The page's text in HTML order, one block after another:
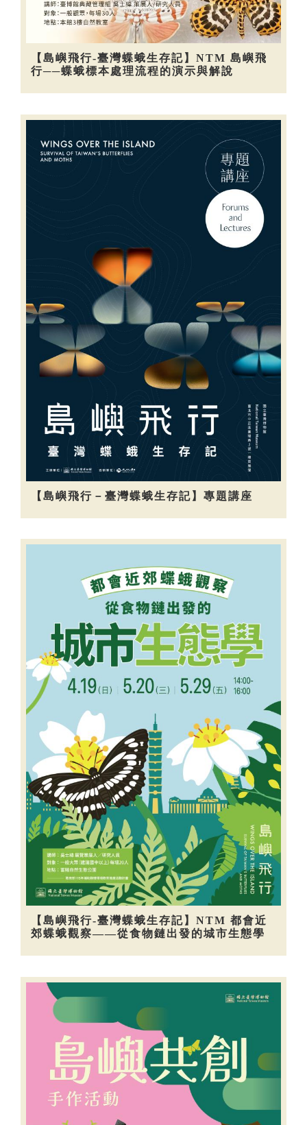
【島嶼飛行-臺灣蝶蛾生存記】NTM 島嶼飛
行──蝶蛾標本處理流程的演示與解說
【島嶼飛行－臺灣蝶蛾生存記】專題講座
【島嶼飛行-臺灣蝶蛾生存記】NTM 都會近
郊蝶蛾觀察——從食物鏈出發的城市生態學